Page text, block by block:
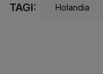
TAGI: Holandia